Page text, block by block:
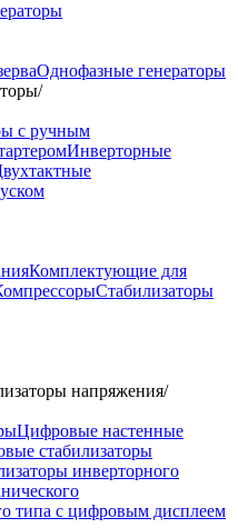
Однофазные генераторы
/
с ручным
Инверторные
Комплектующие для
Стабилизаторы
напряжения/
Цифровые настенные
стабилизаторы
инверторного
типа с цифровым дисплеем